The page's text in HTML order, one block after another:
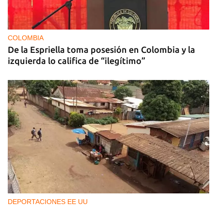
COLOMBIA
De la Espriella toma posesión en Colombia y la
izquierda lo califica de “ilegítimo”
DEPORTACIONES EE UU